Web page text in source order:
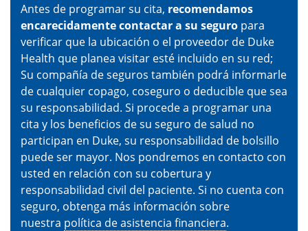
Antes de programar su cita, recomendamos
encarecidamente contactar a su seguro para
verificar que la ubicación o el proveedor de Duke
Health que planea visitar esté incluido en su red;
Su compañía de seguros también podrá informarle
de cualquier copago, coseguro o deducible que sea
su responsabilidad. Si procede a programar una
cita y los beneficios de su seguro de salud no
participan en Duke, su responsabilidad de bolsillo
puede ser mayor. Nos pondremos en contacto con
usted en relación con su cobertura y
responsabilidad civil del paciente. Si no cuenta con
seguro, obtenga más información sobre
nuestra política de asistencia financiera.